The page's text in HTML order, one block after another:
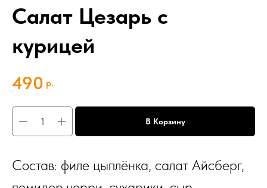
Салат Цезарь с
курицей
490 р.
В Корзину
Состав: филе цыплёнка, салат Айсберг,